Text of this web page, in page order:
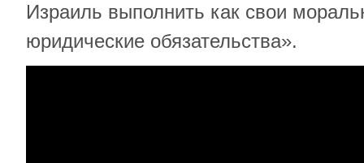
Израиль выполнить как свои
юридические обязательства».